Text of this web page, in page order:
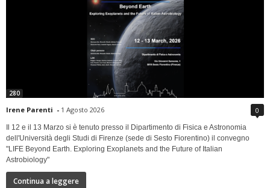
280
Irene Parenti - 1 Agosto 2026 0
Il 12 e il 13 Marzo si è tenuto presso il Dipartimento di Fisica e Astronomia
dell'Università degli Studi di Firenze (sede di Sesto Fiorentino) il convegno
"LIFE Beyond Earth. Exploring Exoplanets and the Future of Italian
Astrobiology"
Continua a leggere